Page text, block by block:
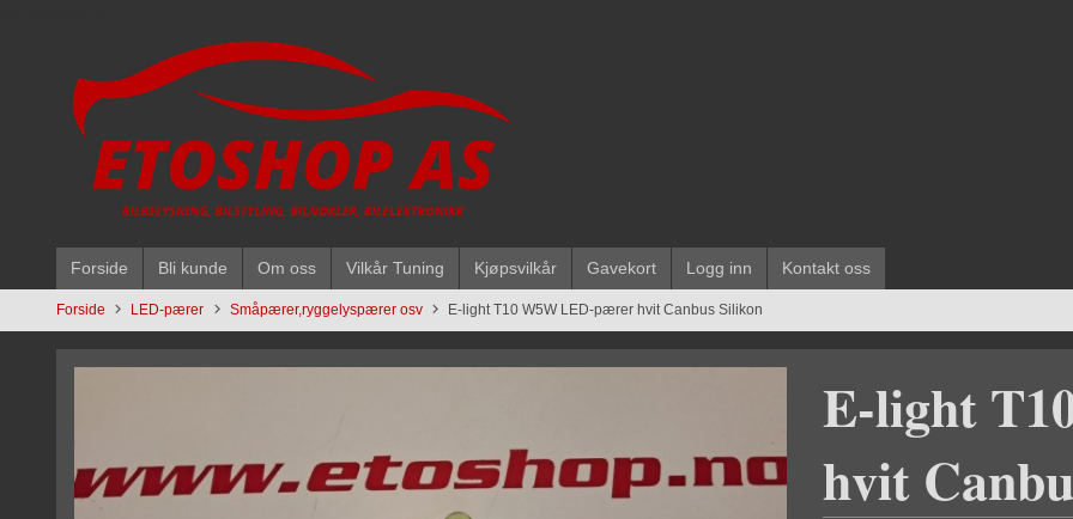
innholdet
Forside Bli kunde Om oss Vilkår Tuning Kjøpsvilkår Gavekort Logg inn Kontakt oss
Forside LED-pærer Småpærer,ryggelyspærer osv E-light T10 W5W LED-pærer hvit Canbus Silikon
E-light
hvit